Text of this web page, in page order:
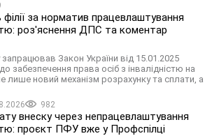
за норматив працевлаштування
роз'яснення ДПС та коментар
запрацював Закон України від 15.01.2025
забезпечення права осіб з інвалідністю на
лише новий механізм розрахунку та сплати, а
982
внеску через непрацевлаштування
проєкт ПФУ вже у Профспілці